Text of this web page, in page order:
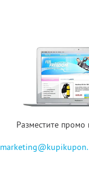
Разместите